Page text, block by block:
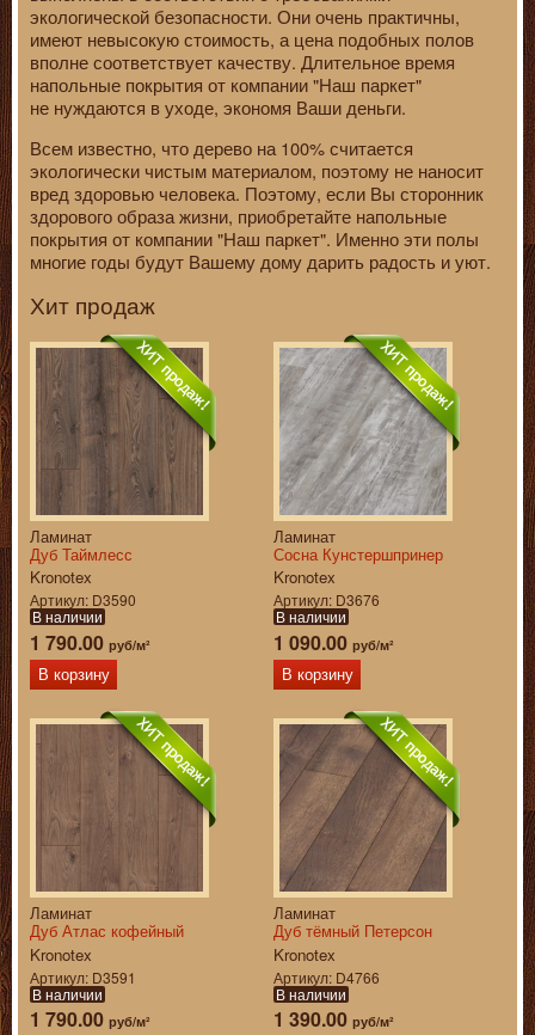
экологической безопасности. Они очень практичны,
имеют невысокую стоимость, а цена подобных полов
вполне соответствует качеству. Длительное время
напольные покрытия от компании "Наш паркет"
не нуждаются в уходе, экономя Ваши деньги.
Всем известно, что дерево на 100% считается
экологически чистым материалом, поэтому не наносит
вред здоровью человека. Поэтому, если Вы сторонник
здорового образа жизни, приобретайте напольные
покрытия от компании "Наш паркет". Именно эти полы
многие годы будут Вашему дому дарить радость и уют.
Хит продаж
Ламинат
Дуб Таймлесс
Kronotex
Артикул D3590
В наличии
1 790.00 руб/м²
В корзину
Ламинат
Сосна Кунстершпринер
Kronotex
Артикул D3676
В наличии
1 090.00 руб/м²
В корзину
Ламинат
Дуб Атлас кофейный
Kronotex
Артикул D3591
В наличии
1 790.00 руб/м²
Ламинат
Дуб тёмный Петерсон
Kronotex
Артикул D4766
В наличии
1 390.00 руб/м²